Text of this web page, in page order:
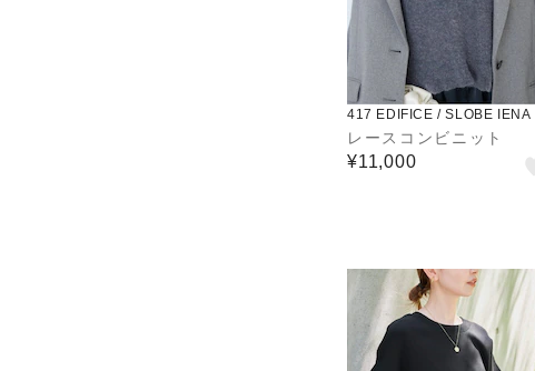
417 EDIFICE / SLOBE IENA
レースコンビニット
¥11,000